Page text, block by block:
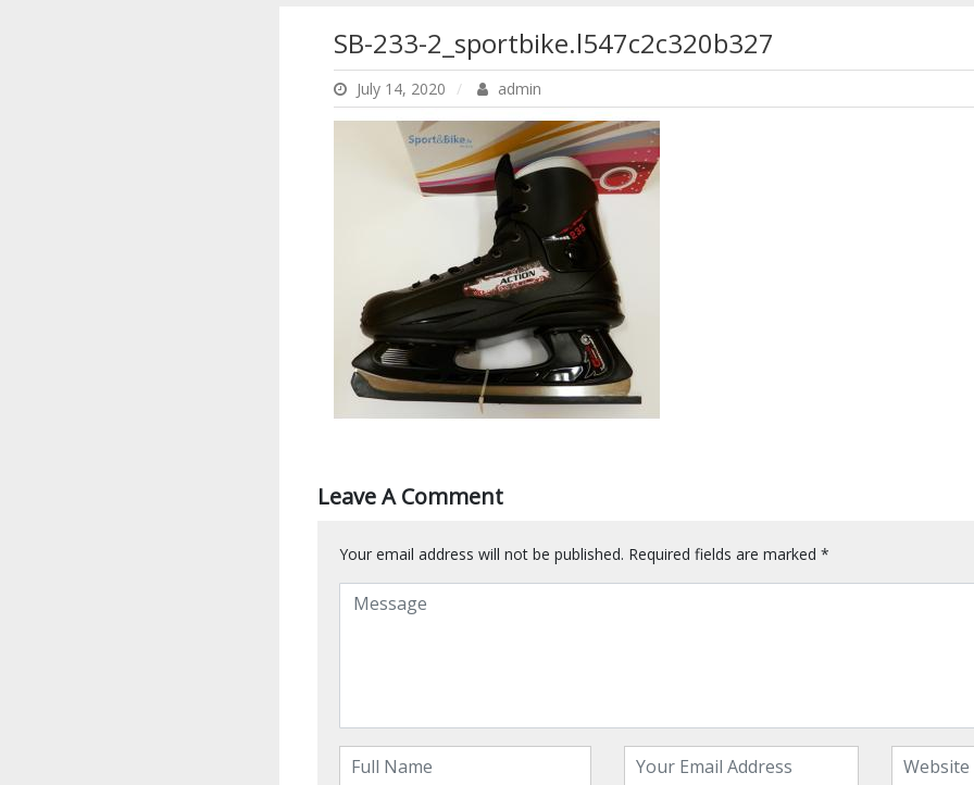
SB-233-2_sportbike.l547c2c320b327
July 14, 2020 admin
Leave A Comment
Your email address will not be published. Required fields are marked *